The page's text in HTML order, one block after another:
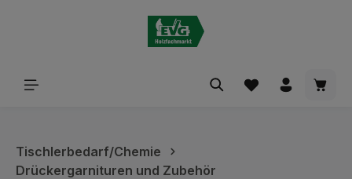
Tischlerbedarf/Chemie
Drückergarnituren und Zubehör